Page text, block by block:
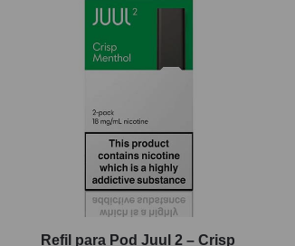
Refil para Pod Juul 2 – Crisp